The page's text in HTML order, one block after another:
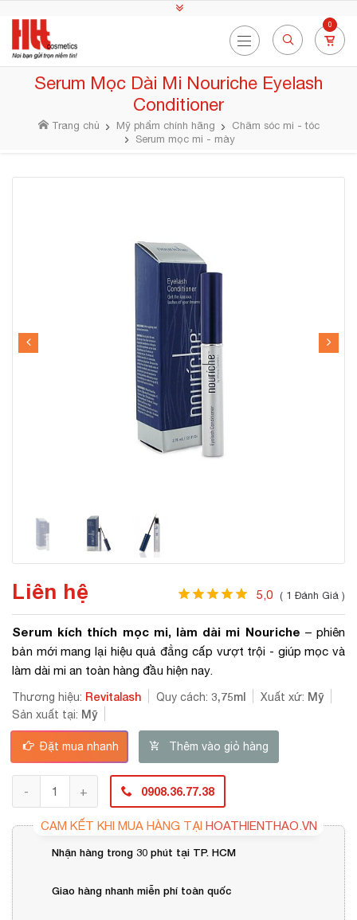
0
Serum Mọc Dài Mi Nouriche Eyelash
Conditioner
Trang chủ Mỹ phẩm chính hãng
Chăm sóc mi - tóc
Serum mọc mi - mày
Liên hệ 5,0 ( 1 Đánh Giá )
Serum kích thích mọc mi, làm dài mi Nouriche – phiên
bản mới mang lại hiệu quả đẳng cấp vượt trội - giúp mọc và
làm dài mi an toàn hàng đầu hiện nay.
Thương hiệu: Revitalash Quy cách: 3,75ml Xuất xứ: Mỹ
Sản xuất tại: Mỹ
Đặt mua nhanh Thêm vào giỏ hàng
0908.36.77.38
CAM KẾT KHI MUA HÀNG TẠI HOATHIENTHAO.VN
Nhận hàng trong 30 phút tại TP. HCM
Giao hàng nhanh miễn phí toàn quốc